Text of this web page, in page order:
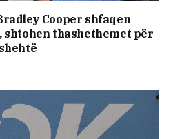
Cooper shfaqen
shtohen thashethemet për